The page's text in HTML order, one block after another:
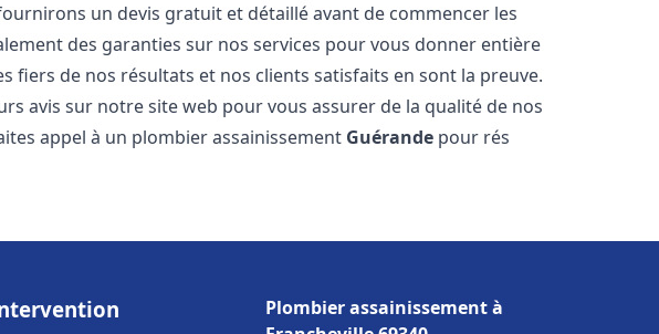
un devis gratuit et détaillé avant de commencer les
des garanties sur nos services pour vous donner entière
fiers de nos résultats et nos clients satisfaits en sont la preuve.
avis sur notre site web pour vous assurer de la qualité de nos
appel à un plombier assainissement Guérande pour rés
Plombier assainissement à